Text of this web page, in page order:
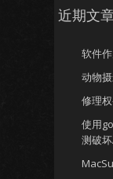
近期文
软件
动物
修理
使用
测破